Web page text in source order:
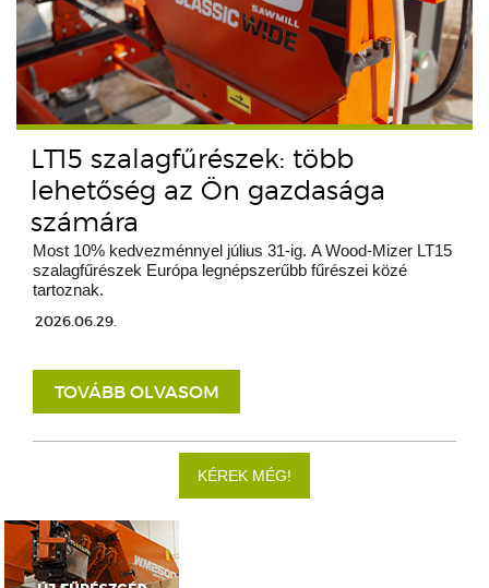
LT15 szalagfűrészek: több
lehetőség az Ön gazdasága
számára
Most 10% kedvezménnyel július 31-ig. A Wood-Mizer LT15
szalagfűrészek Európa legnépszerűbb fűrészei közé
tartoznak.
2026.06.29.
TOVÁBB OLVASOM
KÉREK MÉG!